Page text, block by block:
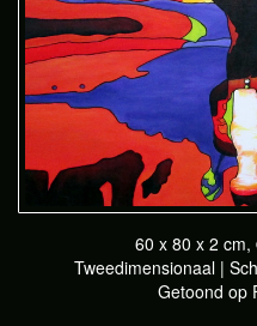
60 x 80 x 2
Tweedimensionaal |
Getoond op